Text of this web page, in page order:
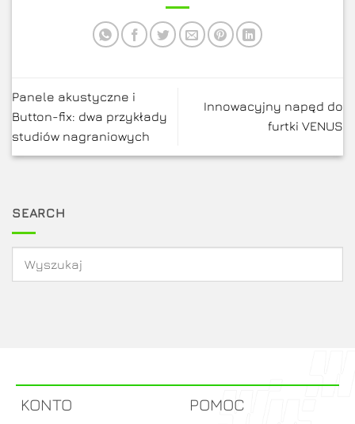
SEARCH
Panele akustyczne i
Button-fix: dwa przykłady
studiów nagraniowych
Innowacyjny napęd do
furtki VENUS
KONTO POMOC